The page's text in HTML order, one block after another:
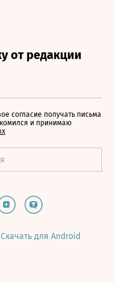
согласие получать письма
и принимаю
Скачать для Android